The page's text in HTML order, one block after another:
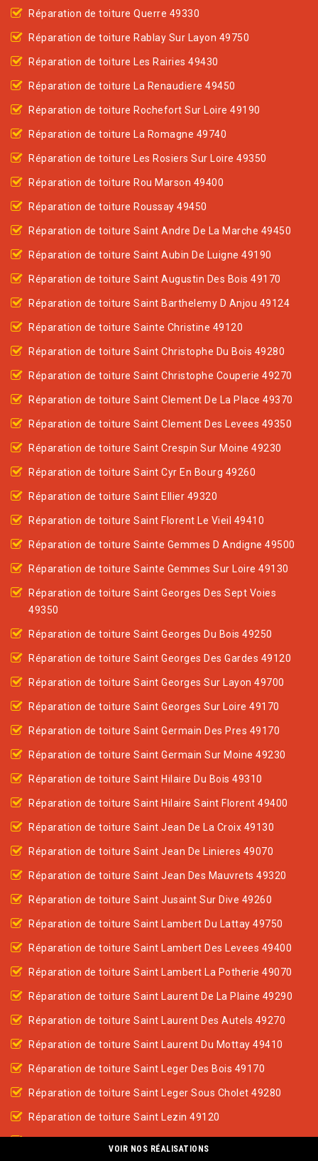
Réparation de toiture Querre 49330
Réparation de toiture Rablay Sur Layon 49750
Réparation de toiture Les Rairies 49430
Réparation de toiture La Renaudiere 49450
Réparation de toiture Rochefort Sur Loire 49190
Réparation de toiture La Romagne 49740
Réparation de toiture Les Rosiers Sur Loire 49350
Réparation de toiture Rou Marson 49400
Réparation de toiture Roussay 49450
Réparation de toiture Saint Andre De La Marche 49450
Réparation de toiture Saint Aubin De Luigne 49190
Réparation de toiture Saint Augustin Des Bois 49170
Réparation de toiture Saint Barthelemy D Anjou 49124
Réparation de toiture Sainte Christine 49120
Réparation de toiture Saint Christophe Du Bois 49280
Réparation de toiture Saint Christophe Couperie 49270
Réparation de toiture Saint Clement De La Place 49370
Réparation de toiture Saint Clement Des Levees 49350
Réparation de toiture Saint Crespin Sur Moine 49230
Réparation de toiture Saint Cyr En Bourg 49260
Réparation de toiture Saint Ellier 49320
Réparation de toiture Saint Florent Le Vieil 49410
Réparation de toiture Sainte Gemmes D Andigne 49500
Réparation de toiture Sainte Gemmes Sur Loire 49130
Réparation de toiture Saint Georges Des Sept Voies
49350
Réparation de toiture Saint Georges Du Bois 49250
Réparation de toiture Saint Georges Des Gardes 49120
Réparation de toiture Saint Georges Sur Layon 49700
Réparation de toiture Saint Georges Sur Loire 49170
Réparation de toiture Saint Germain Des Pres 49170
Réparation de toiture Saint Germain Sur Moine 49230
Réparation de toiture Saint Hilaire Du Bois 49310
Réparation de toiture Saint Hilaire Saint Florent 49400
Réparation de toiture Saint Jean De La Croix 49130
Réparation de toiture Saint Jean De Linieres 49070
Réparation de toiture Saint Jean Des Mauvrets 49320
Réparation de toiture Saint Jusaint Sur Dive 49260
Réparation de toiture Saint Lambert Du Lattay 49750
Réparation de toiture Saint Lambert Des Levees 49400
Réparation de toiture Saint Lambert La Potherie 49070
Réparation de toiture Saint Laurent De La Plaine 49290
Réparation de toiture Saint Laurent Des Autels 49270
Réparation de toiture Saint Laurent Du Mottay 49410
Réparation de toiture Saint Leger Des Bois 49170
Réparation de toiture Saint Leger Sous Cholet 49280
Réparation de toiture Saint Lezin 49120
Réparation de toiture Saint Macaire En Mauges 49450
VOIR NOS RÉALISATIONS